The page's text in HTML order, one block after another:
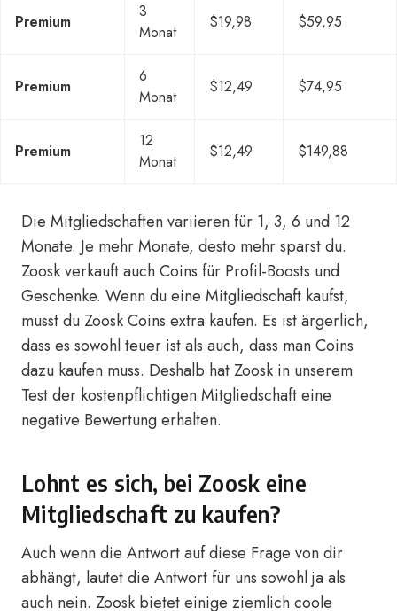
Premium
3
Monat
$19,98 $59,95
Premium
6
Monat
$12,49 $74,95
Premium
12
Monat
$12,49 $149,88
Die Mitgliedschaften variieren für 1, 3, 6 und 12
Monate. Je mehr Monate, desto mehr sparst du.
Zoosk verkauft auch Coins für Profil-Boosts und
Geschenke. Wenn du eine Mitgliedschaft kaufst,
musst du Zoosk Coins extra kaufen. Es ist ärgerlich,
dass es sowohl teuer ist als auch, dass man Coins
dazu kaufen muss. Deshalb hat Zoosk in unserem
Test der kostenpflichtigen Mitgliedschaft eine
negative Bewertung erhalten.
Lohnt es sich, bei Zoosk eine
Mitgliedschaft zu kaufen?
Auch wenn die Antwort auf diese Frage von dir
abhängt, lautet die Antwort für uns sowohl ja als
auch nein. Zoosk bietet einige ziemlich coole